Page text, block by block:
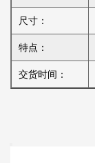
尺寸：
特点：
交货时间：